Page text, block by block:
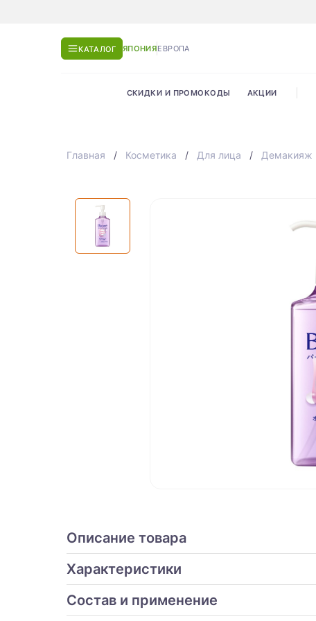
КАТАЛОГ ЯПОНИЯЕВРОПА
СКИДКИ И ПРОМОКОДЫ АКЦИИ
Главная Косметика Для лица Демакияж
Описание товара
Характеристики
Состав и применение